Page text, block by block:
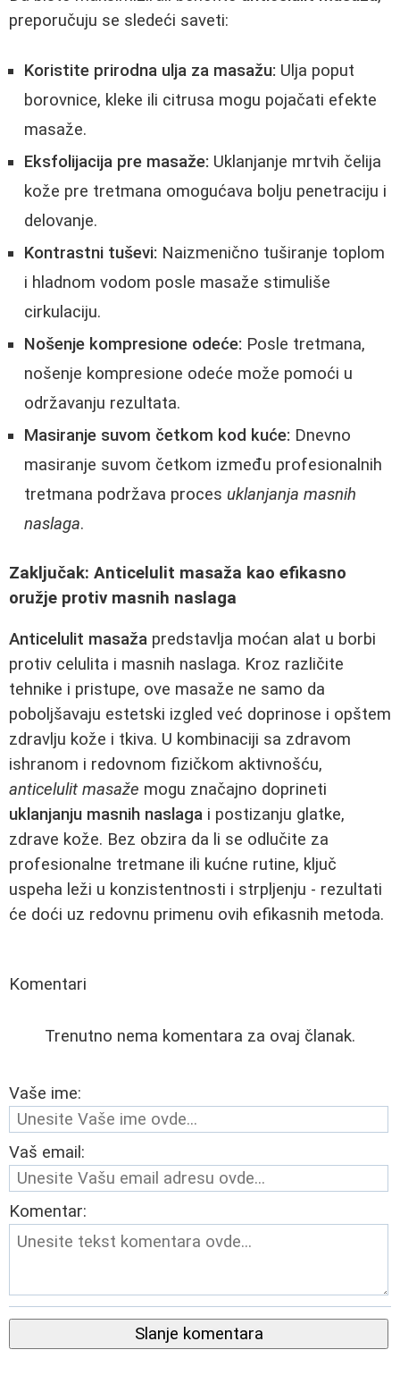
preporučuju se sledeći saveti:
Koristite prirodna ulja za masažu: Ulja poput
borovnice, kleke ili citrusa mogu pojačati efekte
masaže.
Eksfolijacija pre masaže: Uklanjanje mrtvih čelija
kože pre tretmana omogućava bolju penetraciju i
delovanje.
Kontrastni tuševi: Naizmenično tuširanje toplom
i hladnom vodom posle masaže stimuliše
cirkulaciju.
Nošenje kompresione odeće: Posle tretmana,
nošenje kompresione odeće može pomoći u
održavanju rezultata.
Masiranje suvom četkom kod kuće: Dnevno
masiranje suvom četkom između profesionalnih
tretmana podržava proces uklanjanja masnih
naslaga.
Zaključak: Anticelulit masaža kao efikasno
oružje protiv masnih naslaga
Anticelulit masaža predstavlja moćan alat u borbi
protiv celulita i masnih naslaga. Kroz različite
tehnike i pristupe, ove masaže ne samo da
poboljšavaju estetski izgled već doprinose i opštem
zdravlju kože i tkiva. U kombinaciji sa zdravom
ishranom i redovnom fizičkom aktivnošću,
anticelulit masaže mogu značajno doprineti
uklanjanju masnih naslaga i postizanju glatke,
zdrave kože. Bez obzira da li se odlučite za
profesionalne tretmane ili kućne rutine, ključ
uspeha leži u konzistentnosti i strpljenju - rezultati
će doći uz redovnu primenu ovih efikasnih metoda.
Komentari
Trenutno nema komentara za ovaj članak.
Vaše ime:
Vaš email:
Komentar:
Slanje komentara